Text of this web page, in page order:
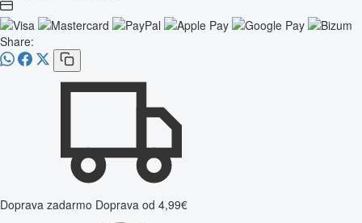
Share:
Doprava zadarmo Doprava od 4,99€